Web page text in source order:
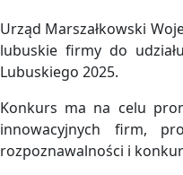
Urząd Marszałkowski
lubuskie firmy do
Lubuskiego 2025.
Konkurs ma na celu
innowacyjnych firm,
rozpoznawalności i